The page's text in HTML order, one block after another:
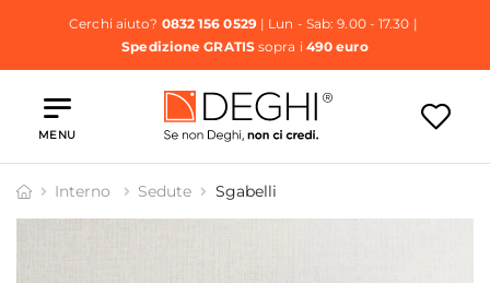
Cerchi aiuto? 0832 156 0529| Lun - Sab: 9.00 - 17.30 |
Spedizione GRATISsopra i 490 euro
MENU
Interno Sedute Sgabelli